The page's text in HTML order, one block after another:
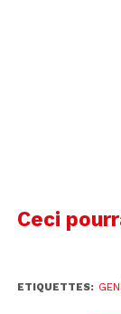
feu qui sera
Ceci
ETIQUETTES: